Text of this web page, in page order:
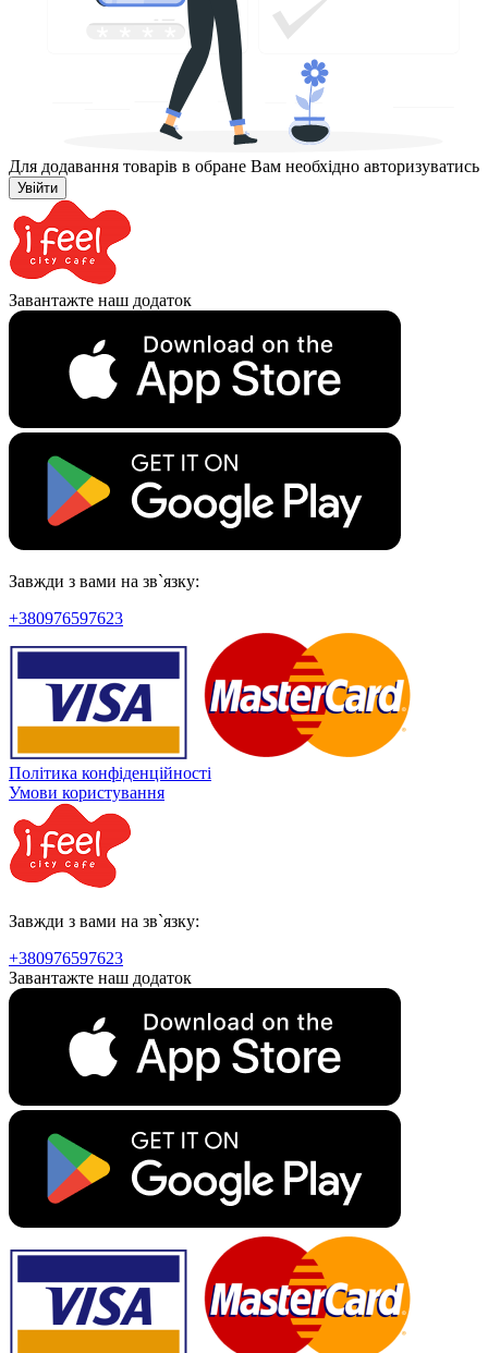
Для додавання товарів в обране Вам необхідно авторизуватись
Увійти
Завантажте наш додаток
Завжди з вами на зв`язку:
+380976597623
Політика конфіденційності
Умови користування
Завжди з вами на зв`язку:
+380976597623
Завантажте наш додаток